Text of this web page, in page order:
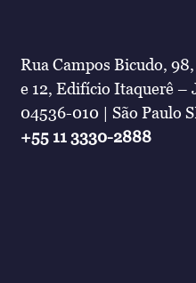
Rua Campos Bicudo, 98,
e 12, Edifício Itaquerê –
04536-010 | São Paulo
+55 11 3330-2888